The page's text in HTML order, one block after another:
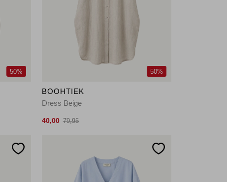
50% 50%
BOOHTIEK
Dress Beige
40,00 79,95